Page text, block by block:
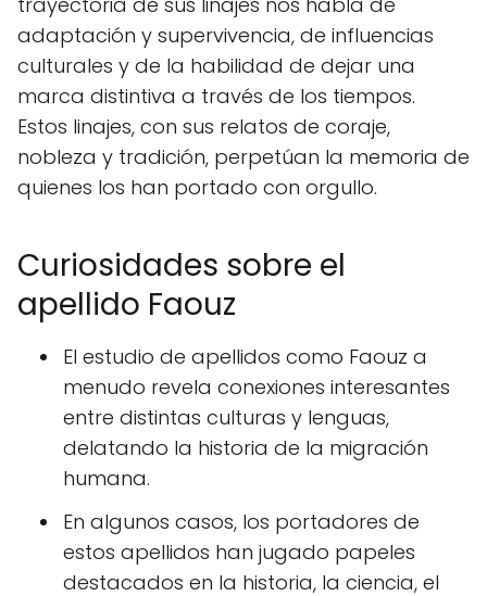
adaptación y supervivencia, de influencias
culturales y de la habilidad de dejar una
marca distintiva a través de los tiempos.
Estos linajes, con sus relatos de coraje,
nobleza y tradición, perpetúan la memoria de
quienes los han portado con orgullo.
Curiosidades sobre el
apellido Faouz
El estudio de apellidos como Faouz a
menudo revela conexiones interesantes
entre distintas culturas y lenguas,
delatando la historia de la migración
humana.
En algunos casos, los portadores de
estos apellidos han jugado papeles
destacados en la historia, la ciencia, el